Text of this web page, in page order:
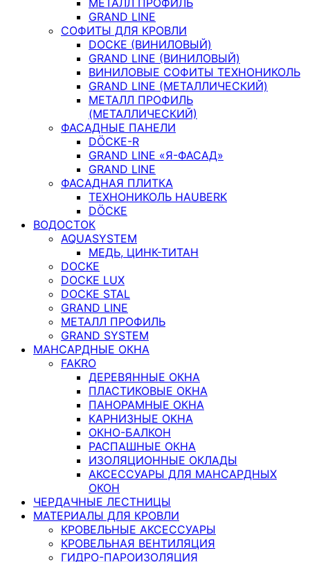
GRAND LINE
СОФИТЫ ДЛЯ КРОВЛИ
DOCKE (ВИНИЛОВЫЙ)
GRAND LINE (ВИНИЛОВЫЙ)
ВИНИЛОВЫЕ СОФИТЫ ТЕХНОНИКОЛЬ
GRAND LINE (МЕТАЛЛИЧЕСКИЙ)
МЕТАЛЛ ПРОФИЛЬ
(МЕТАЛЛИЧЕСКИЙ)
ФАСАДНЫЕ ПАНЕЛИ
DÖCKE-R
GRAND LINE «Я-ФАСАД»
GRAND LINE
ФАСАДНАЯ ПЛИТКА
ТЕХНОНИКОЛЬ HAUBERK
DÖCKE
ВОДОСТОК
AQUASYSTEM
МЕДЬ, ЦИНК-ТИТАН
DOCKE
DOCKE LUX
DOCKE STAL
GRAND LINE
МЕТАЛЛ ПРОФИЛЬ
GRAND SYSTEM
МАНСАРДНЫЕ ОКНА
FAKRO
ДЕРЕВЯННЫЕ ОКНА
ПЛАСТИКОВЫЕ ОКНА
ПАНОРАМНЫЕ ОКНА
КАРНИЗНЫЕ ОКНА
ОКНО-БАЛКОН
РАСПАШНЫЕ ОКНА
ИЗОЛЯЦИОННЫЕ ОКЛАДЫ
АКСЕССУАРЫ ДЛЯ МАНСАРДНЫХ
ОКОН
ЧЕРДАЧНЫЕ ЛЕСТНИЦЫ
МАТЕРИАЛЫ ДЛЯ КРОВЛИ
КРОВЕЛЬНЫЕ АКСЕССУАРЫ
КРОВЕЛЬНАЯ ВЕНТИЛЯЦИЯ
ГИДРО-ПАРОИЗОЛЯЦИЯ